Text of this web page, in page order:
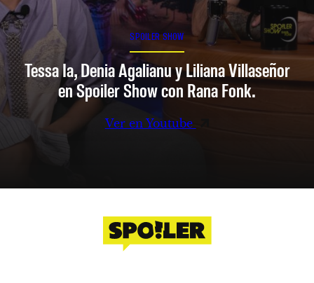
SPOILER SHOW
Tessa Ia, Denia Agalianu y Liliana Villaseñor
en Spoiler Show con Rana Fonk.
Ver en Youtube